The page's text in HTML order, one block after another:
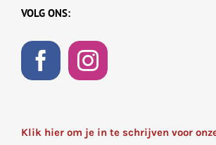
VOLG ONS:
Klik hier om je in te schrijven voor